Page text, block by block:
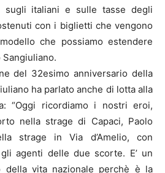
sugli italiani e sulle tasse degli
con i biglietti che vengono
che possiamo estendere
Sangiuliano.
del 32esimo anniversario della
ha parlato anche di lotta alla
“Oggi ricordiamo i nostri eroi,
nella strage di Capaci, Paolo
strage in Via d’Amelio, con
agenti delle due scorte. E’ un
della vita nazionale perchè è la